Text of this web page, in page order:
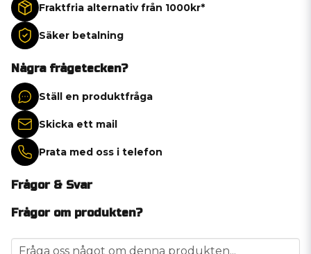
Fraktfria alternativ från 1000kr*
Säker betalning
Några frågetecken?
Ställ en produktfråga
Skicka ett mail
Prata med oss i telefon
Frågor & Svar
Frågor om produkten?
question
Fråga oss något om denna produkten...